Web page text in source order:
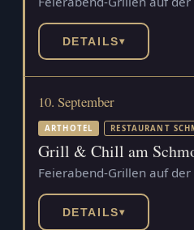
DETAILS▾
10. September
ARTHOTEL RESTAURANT
Grill & Chill am
Feierabend-Grillen auf der
DETAILS▾